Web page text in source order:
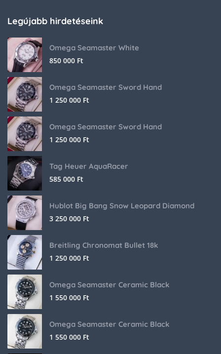
Legújabb hirdetéseink
Omega Seamaster White
850 000 Ft
Omega Seamaster Sword Hand
1 250 000 Ft
Omega Seamaster Sword Hand
1 250 000 Ft
Tag Heuer AquaRacer
585 000 Ft
Hublot Big Bang Snow Leopard Diamond
3 250 000 Ft
Breitling Chronomat Bullet 18k
1 250 000 Ft
Omega Seamaster Ceramic Black
1 550 000 Ft
Omega Seamaster Ceramic Black
1 550 000 Ft